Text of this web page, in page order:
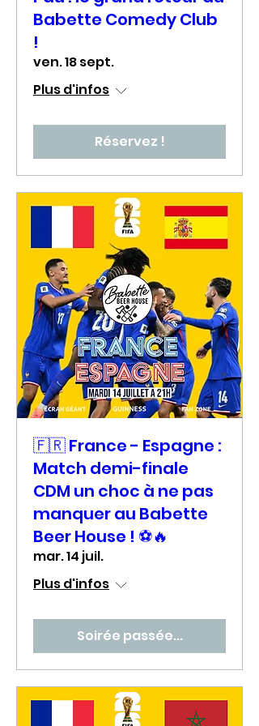
Babette Comedy Club
!
ven. 18 sept.
Plus d'infos
Réservez !
🇫🇷 France - Espagne :
Match demi-finale
CDM un choc à ne pas
manquer au Babette
Beer House ! ⚽🔥
mar. 14 juil.
Plus d'infos
Soirée passée...